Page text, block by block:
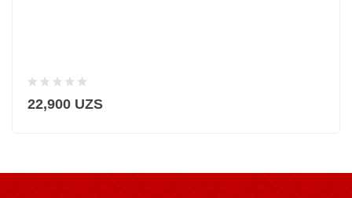
22,900 UZS